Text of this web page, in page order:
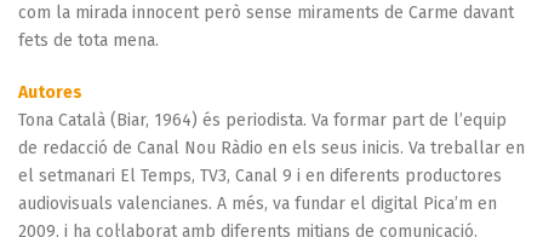
com la mirada innocent però sense miraments de Carme davant
fets de tota mena.
Autores
Tona Català (Biar, 1964) és periodista. Va formar part de l’equip
de redacció de Canal Nou Ràdio en els seus inicis. Va treballar en
el setmanari El Temps, TV3, Canal 9 i en diferents productores
audiovisuals valencianes. A més, va fundar el digital Pica’m en
2009, i ha col·laborat amb diferents mitjans de comunicació.